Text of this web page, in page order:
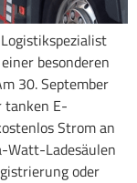
besonderen
30. September
tanken E-
Strom an
Watt-Ladesäulen
oder